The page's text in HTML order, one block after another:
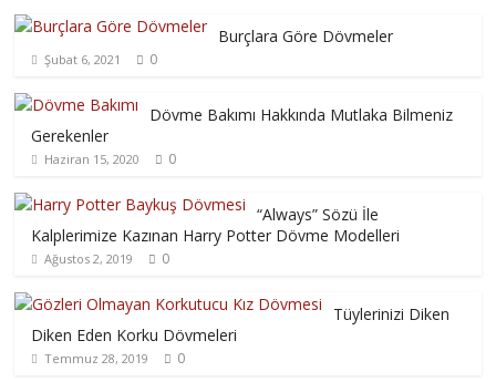
Burçlara Göre Dövmeler
Şubat 6, 2021 0
Dövme Bakımı Hakkında Mutlaka Bilmeniz
Gerekenler
Haziran 15, 2020 0
“Always” Sözü İle
Kalplerimize Kazınan Harry Potter Dövme Modelleri
Ağustos 2, 2019 0
Tüylerinizi Diken
Diken Eden Korku Dövmeleri
Temmuz 28, 2019 0